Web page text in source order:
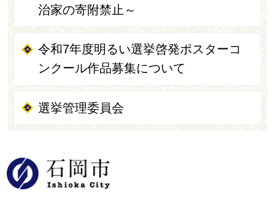
治家の寄附禁止～
令和7年度明るい選挙啓発ポスターコ
ンクール作品募集について
選挙管理委員会